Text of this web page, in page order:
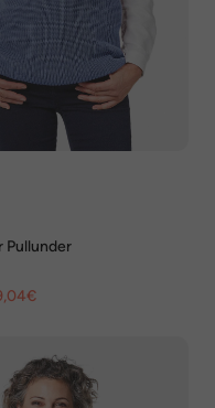
Pullunder